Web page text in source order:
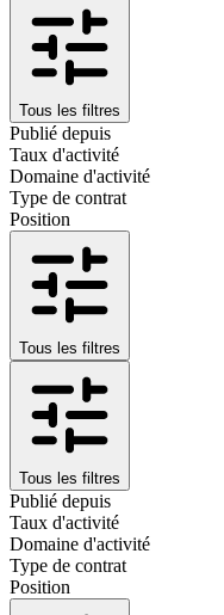
Tous les filtres
Publié depuis
Taux d'activité
Domaine d'activité
Type de contrat
Position
Tous les filtres
Tous les filtres
Publié depuis
Taux d'activité
Domaine d'activité
Type de contrat
Position